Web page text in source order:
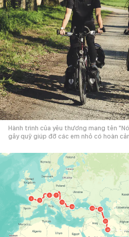
Hành trình của yêu thương mang tên
gây quỹ giúp đỡ các em nhỏ có hoàn